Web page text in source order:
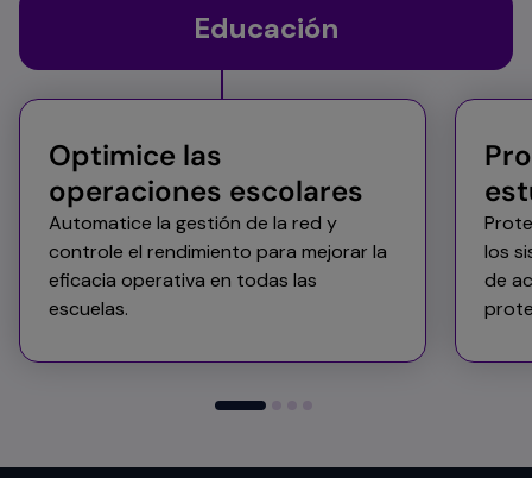
Educación
Optimice las
operaciones escolares​
Automatice la gestión de la red y
controle el rendimiento para mejorar la
eficacia operativa en todas las
escuelas.​
los
de